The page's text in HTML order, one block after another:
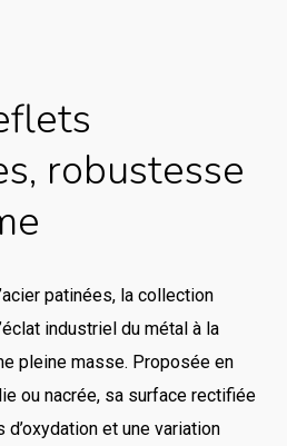
robustesse
patinées, la collection
industriel du métal à la
pleine masse. Proposée en
ou nacrée, sa surface rectifiée
et une variation